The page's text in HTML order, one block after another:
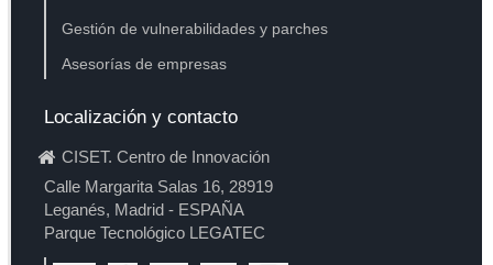
Gestión de vulnerabilidades y parches
Asesorías de empresas
Localización y contacto
CISET. Centro de Innovación
Calle Margarita Salas 16, 28919
Leganés, Madrid - ESPAÑA
Parque Tecnológico LEGATEC